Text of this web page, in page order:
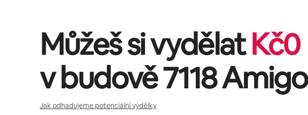
Můžeš si vydělatKč0
v budově7118 Amigo
Jak odhadujeme potenciální výdělky